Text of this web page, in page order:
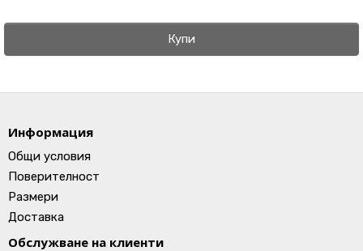
Купи
Информация
Общи условия
Поверителност
Размери
Доставка
Обслужване на клиенти